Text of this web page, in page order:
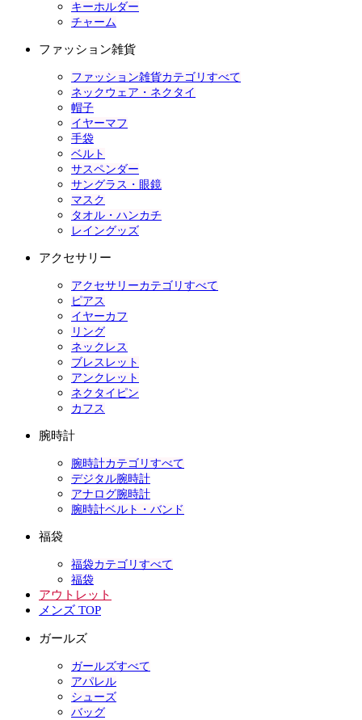
キーホルダー
チャーム
ファッション雑貨
ファッション雑貨カテゴリすべて
ネックウェア・ネクタイ
帽子
イヤーマフ
手袋
ベルト
サスペンダー
サングラス・眼鏡
マスク
タオル・ハンカチ
レイングッズ
アクセサリー
アクセサリーカテゴリすべて
ピアス
イヤーカフ
リング
ネックレス
ブレスレット
アンクレット
ネクタイピン
カフス
腕時計
腕時計カテゴリすべて
デジタル腕時計
アナログ腕時計
腕時計ベルト・バンド
福袋
福袋カテゴリすべて
福袋
アウトレット
メンズ TOP
ガールズ
ガールズすべて
アパレル
シューズ
バッグ